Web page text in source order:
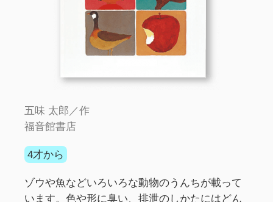
五味 太郎／作
福音館書店
4才から
ゾウや魚などいろいろな動物のうんちが載って
います。色や形に臭い、排泄のしかたにはどん